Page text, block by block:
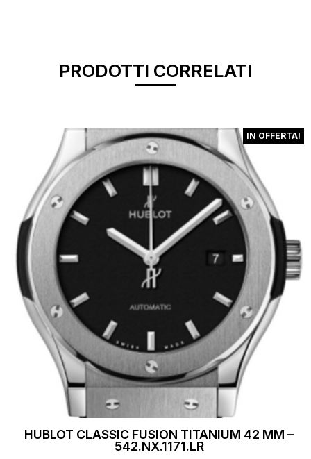
PRODOTTI CORRELATI
IN OFFERTA!
HUBLOT CLASSIC FUSION TITANIUM 42 MM –
542.NX.1171.LR